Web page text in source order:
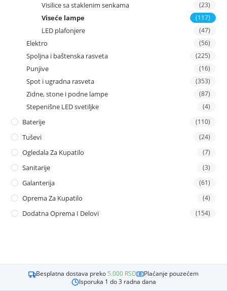
Visilice sa staklenim senkama (23)
Viseće lampe (117)
LED plafonjere (47)
Elektro (56)
Spoljna i baštenska rasveta (225)
Punjive (16)
Spot i ugradna rasveta (353)
Zidne, stone i podne lampe (87)
Stepenišne LED svetiljke (4)
Baterije (110)
Tuševi (24)
Ogledala Za Kupatilo (7)
Sanitarije (3)
Galanterija (61)
Oprema Za Kupatilo (4)
Dodatna Oprema I Delovi (154)
Besplatna dostava preko 5.000 RSD
Plaćanje pouzećem
Isporuka 1 do 3 radna dana